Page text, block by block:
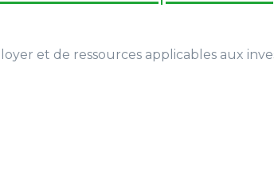
et de ressources applicables aux